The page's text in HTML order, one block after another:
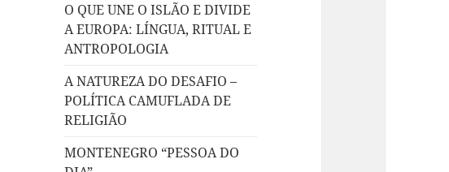
O QUE UNE O ISLÃO E DIVIDE
A EUROPA: LÍNGUA, RITUAL E
ANTROPOLOGIA
A NATUREZA DO DESAFIO –
POLÍTICA CAMUFLADA DE
RELIGIÃO
MONTENEGRO “PESSOA DO